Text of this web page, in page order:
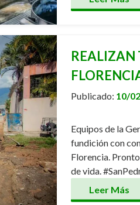
REALIZAN
Publicado: 10/
Equipos de la
fundición con
Florencia.
de vida.
Leer Más